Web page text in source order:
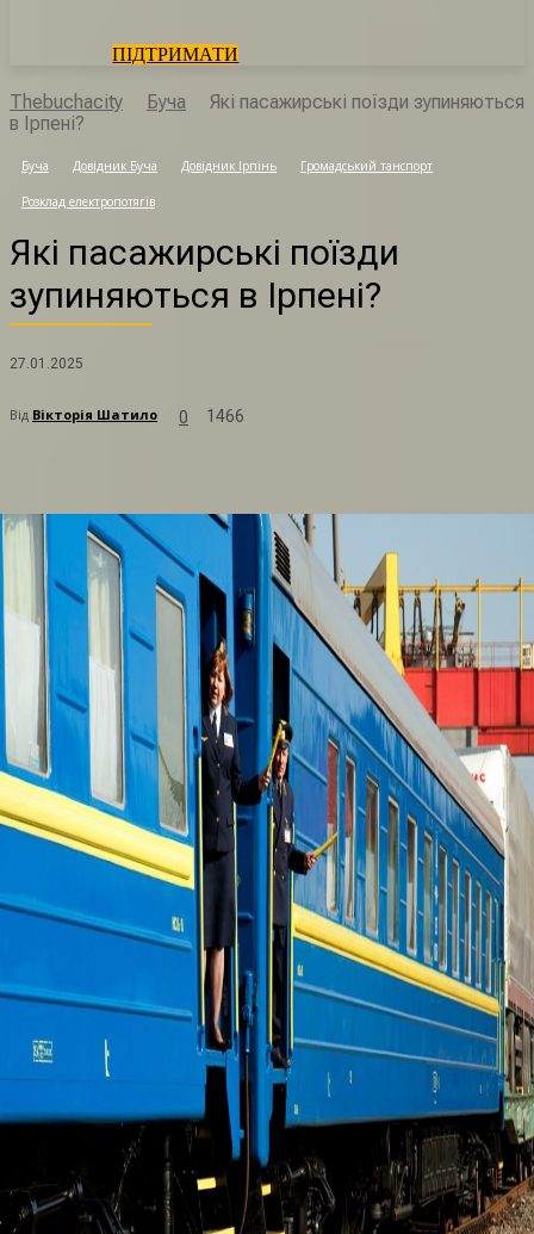
ПІДТРИМАТИ
Thebuchacity Буча
Які пасажирські поїзди зупиняються
в Ірпені?
Буча Довідник Буча Довідник Ірпінь Громадський танспорт
Розклад електропотягів
Які пасажирські поїзди
зупиняються в Ірпені?
27.01.2025
Від Вікторія Шатило 0 1466